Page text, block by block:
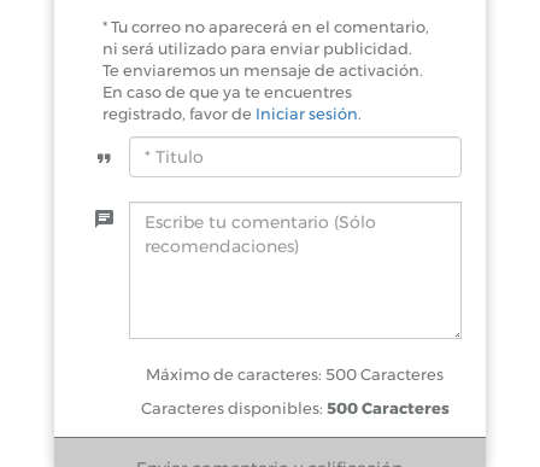
* Tu correo no aparecerá en el comentario,
ni será utilizado para enviar publicidad.
Te enviaremos un mensaje de activación.
En caso de que ya te encuentres
registrado, favor de Iniciar sesión.
Máximo de caracteres: 500 Caracteres
Caracteres disponibles: 500 Caracteres